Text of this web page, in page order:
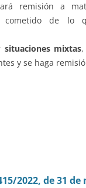
remisión a
cometido de lo
situaciones mixtas,
y se haga
2022, de 31 de